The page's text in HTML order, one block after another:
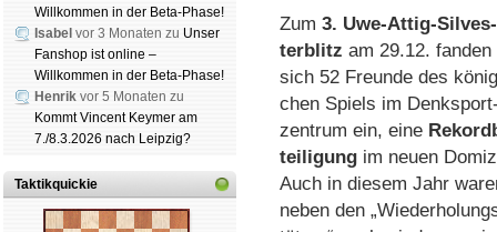
Willkommen in der Beta-Phase!
Isabel vor 3 Monaten zu Unser
Fanshop ist online –
Willkommen in der Beta-Phase!
Henrik vor 5 Monaten zu
Kommt Vincent Keymer am
7./8.3.2026 nach Leipzig?
Taktikquickie
Zum 3. Uwe-Attig-Sil­ves­
ter­blitz am 29.12. fan­den
sich 52 Freun­de des
chen Spiels im
zen­trum ein, ei­ne
tei­li­gung im neu­en
Auch in die­sem Jahr
ne­ben den